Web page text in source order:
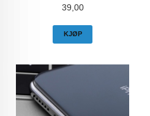
Pris
39,00
KJØP